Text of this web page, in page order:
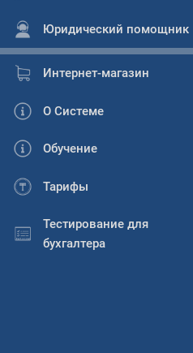
Юридический помощник
Интернет-магазин
О Системе
Обучение
Тарифы
Тестирование для
бухгалтера